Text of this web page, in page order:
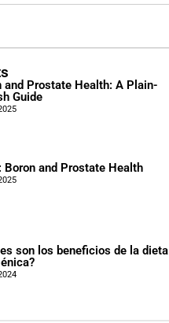
and Prostate Health: A Plain-
Guide
Boron and Prostate Health
son los beneficios de la dieta